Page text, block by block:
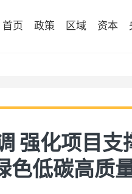
首页 政策 区域 资本
强化项目支
色低碳高质